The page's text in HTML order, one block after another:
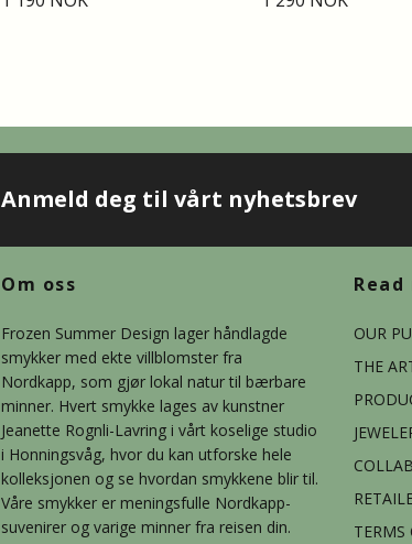
Anmeld deg til vårt nyhetsbrev
Om oss
Frozen Summer Design lager håndlagde
smykker med ekte villblomster fra
Nordkapp, som gjør lokal natur til bærbare
minner. Hvert smykke lages av kunstner
Jeanette Rognli-Lavring i vårt koselige studio
i Honningsvåg, hvor du kan utforske hele
kolleksjonen og se hvordan smykkene blir til.
Våre smykker er meningsfulle Nordkapp-
suvenirer og varige minner fra reisen din.
Read
OUR
THE
TERMS